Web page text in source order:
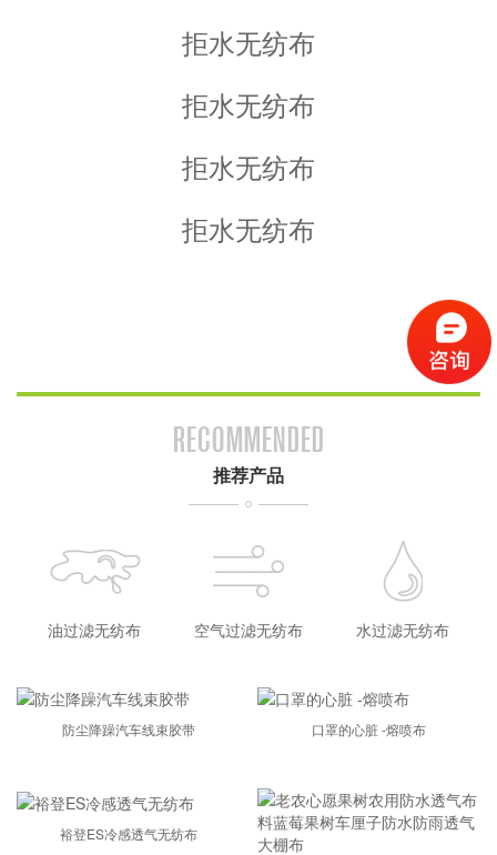
拒水无纺布
拒水无纺布
拒水无纺布
拒水无纺布
RECOMMENDED
推荐产品
油过滤无纺布 空气过滤无纺布 水过滤无纺布
防尘降躁汽车线束胶带 口罩的心脏 -熔喷布
裕登ES冷感透气无纺布